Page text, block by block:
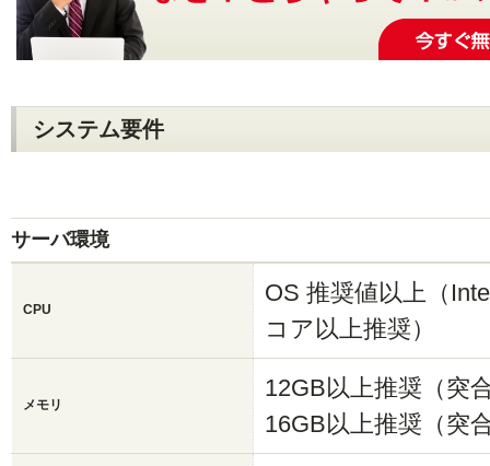
システム要件
サーバ環境
CPU
OS 推奨値以上（
コア以上推奨）
メモリ
12GB以上推奨（突
16GB以上推奨（突